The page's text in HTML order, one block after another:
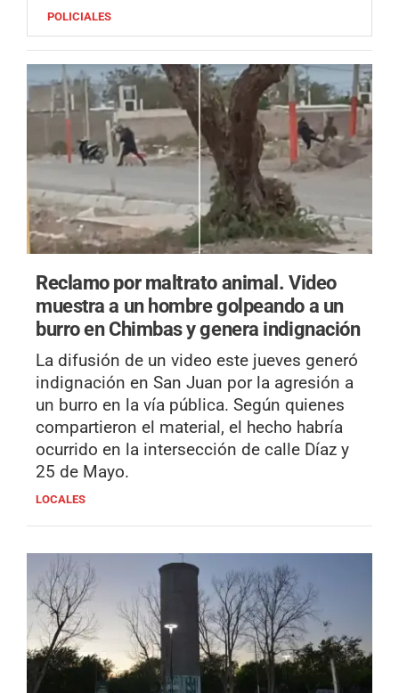
POLICIALES
Reclamo por maltrato animal.Video
muestra a un hombre golpeando a un
burro en Chimbas y genera indignación
La difusión de un video este jueves generó
indignación en San Juan por la agresión a
un burro en la vía pública. Según quienes
compartieron el material, el hecho habría
ocurrido en la intersección de calle Díaz y
25 de Mayo.
LOCALES